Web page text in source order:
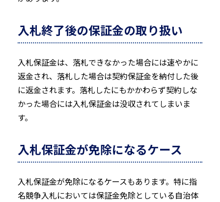
入札終了後の保証金の取り扱い
入札保証金は、落札できなかった場合には速やかに
返金され、落札した場合は契約保証金を納付した後
に返金されます。落札したにもかかわらず契約しな
かった場合には入札保証金は没収されてしまいま
す。
入札保証金が免除になるケース
入札保証金が免除になるケースもあります。特に指
名競争入札においては保証金免除としている自治体